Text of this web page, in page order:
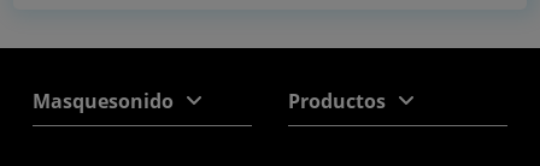
Masquesonido Productos